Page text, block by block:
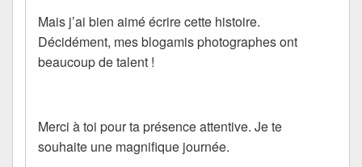
Mais j’ai bien aimé écrire cette histoire.
Décidément, mes blogamis photographes ont
beaucoup de talent !
Merci à toi pour ta présence attentive. Je te
souhaite une magnifique journée.